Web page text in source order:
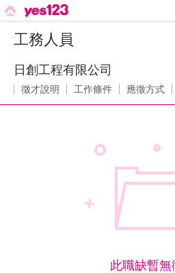
工務人員
日創工程有限公司
徵才說明 工作條件 應徵方式
此職缺暫無